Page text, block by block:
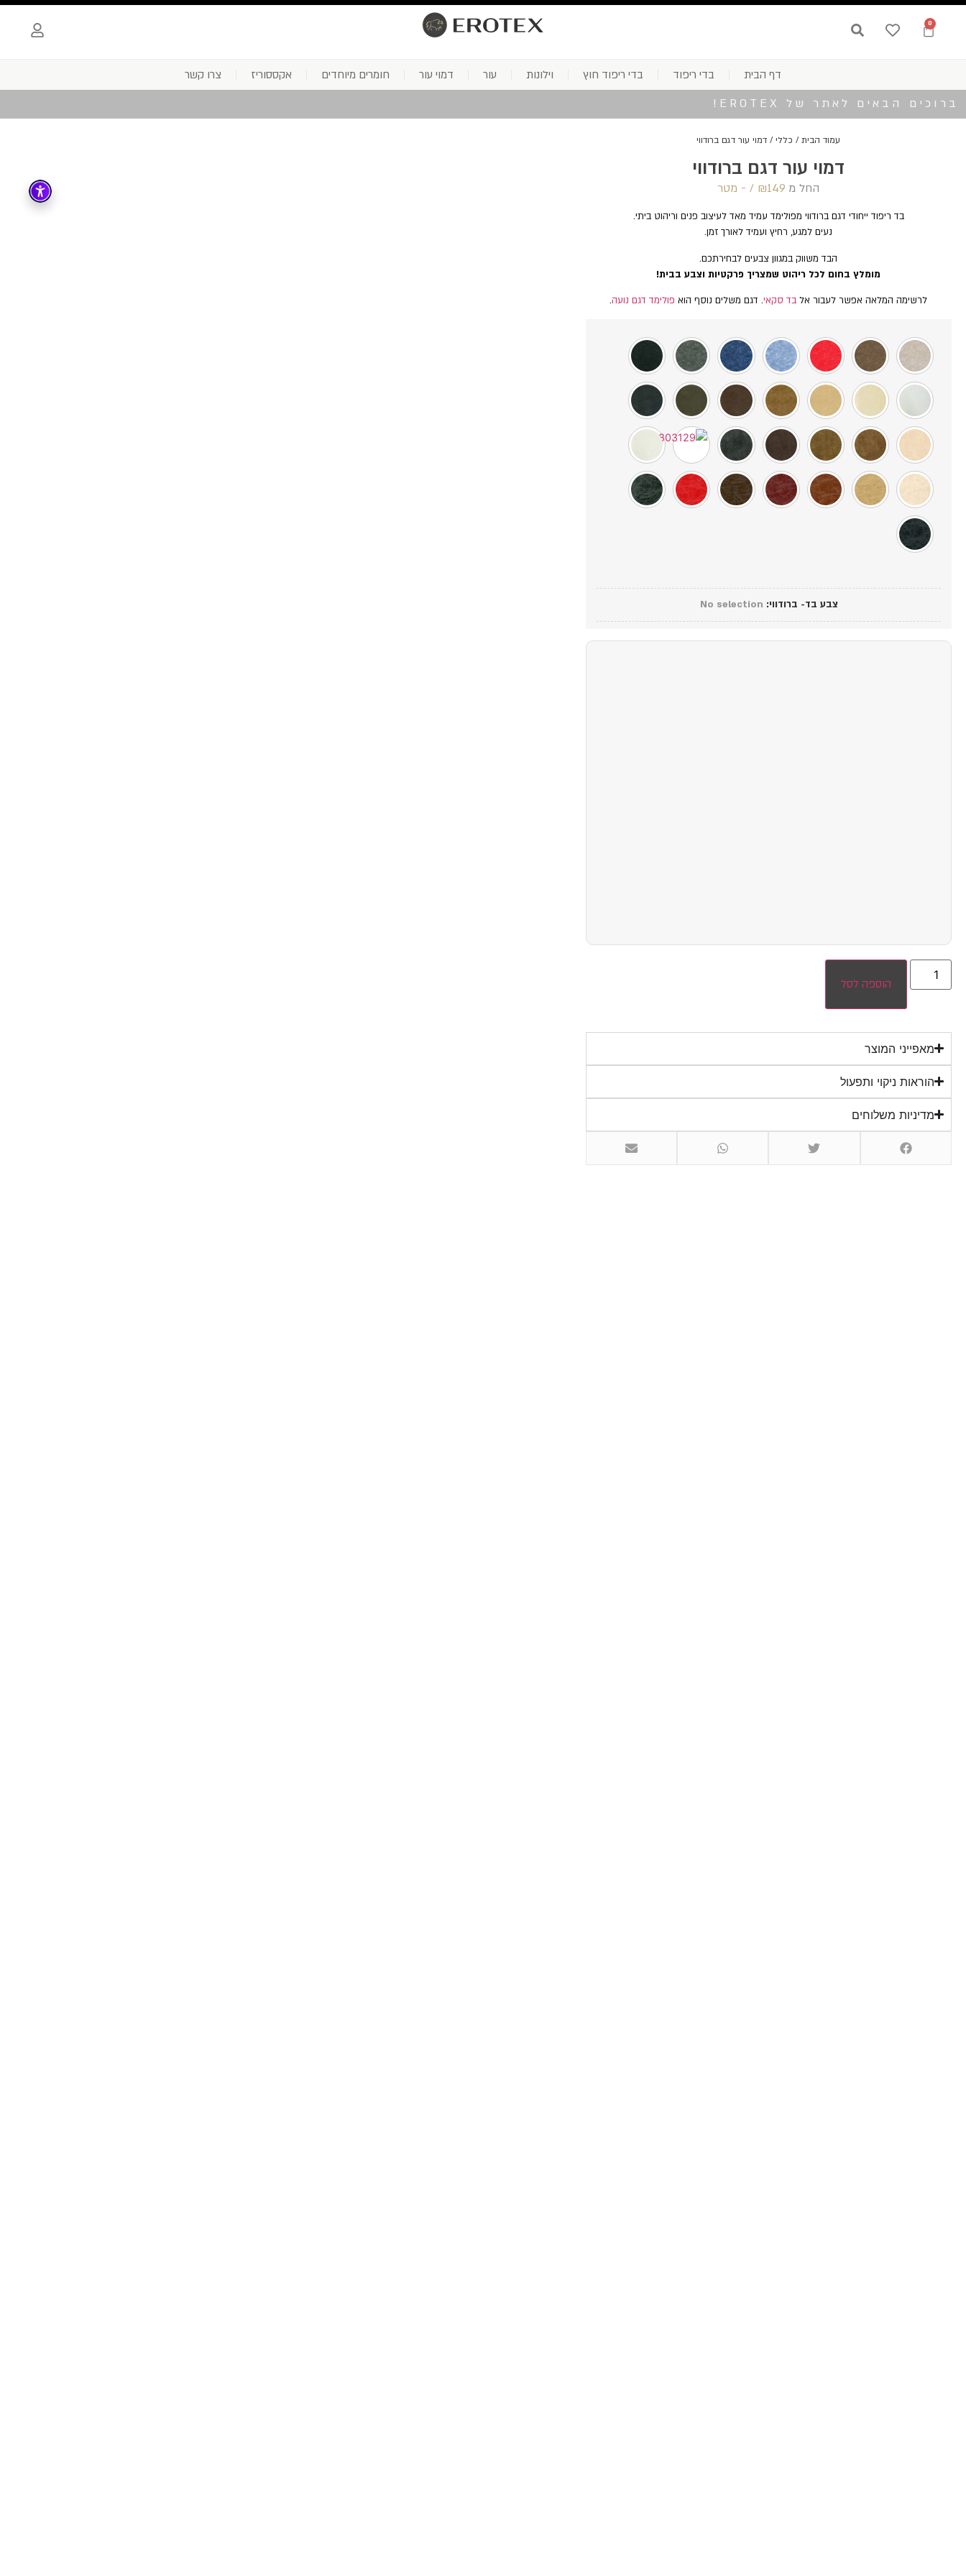
0
דף הבית בדי ריפוד בדי ריפוד חוץ וילונות עור דמוי עור חומרים מיוחדים אקססוריז צרו קשר
ברוכים הבאים לאתר של EROTEX!
עמוד הבית/ כללי/ דמוי עור דגם ברודווי
דמוי עור דגם ברודווי
החל מ ₪149 /‏‏‎ ‎- מטר
בד ריפוד ייחודי דגם ברודווי מפולימד עמיד מאד לעיצוב פנים וריהוט ביתי.
נעים למגע, רחיץ ועמיד לאורך זמן.
הבד משווק במגוון צבעים לבחירתכם.
מומלץ בחום לכל ריהוט שמצריך פרקטיות וצבע בבית!
לרשימה המלאה אפשר לעבור אל בד סקאי. דגם משלים נוסף הוא פולימד דגם נועה.
צבע בד- ברודווי:
No selection
הוספה לסל
מאפייני המוצר
הוראות ניקוי ותפעול
מדיניות משלוחים